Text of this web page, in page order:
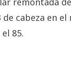
cabeza en
85.